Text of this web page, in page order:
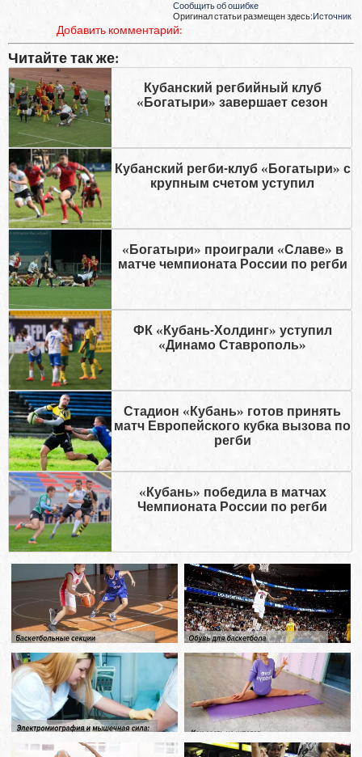
Сообщить об ошибке
Оригинал статьи размещен здесь:Источник
Добавить комментарий:
Читайте так же:
Кубанский регбийный клуб
«Богатыри» завершает сезон
Кубанский регби-клуб «Богатыри» с
крупным счетом уступил
«Богатыри» проиграли «Славе» в
матче чемпионата России по регби
ФК «Кубань-Холдинг» уступил
«Динамо Ставрополь»
Стадион «Кубань» готов принять
матч Европейского кубка вызова по
регби
«Кубань» победила в матчах
Чемпионата России по регби